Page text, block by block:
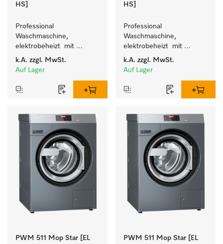
HS]
Professional
Waschmaschine,
elektrobeheizt  mit
Grobschmutztrommel -
frei programmierbar.
k.A. zzgl. MwSt.
Auf Lager
HS]
Professional
Waschmaschine,
elektrobeheizt  mit
Grobschmutztrommel -
frei programmierbar.
k.A. zzgl. MwSt.
Auf Lager
PWM 511 Mop Star [EL
PWM 511 Mop Star [EL